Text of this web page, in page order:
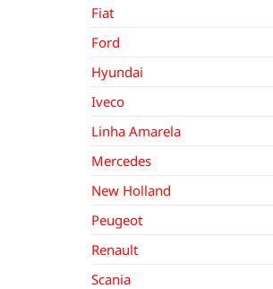
Fiat
Ford
Hyundai
Iveco
Linha Amarela
Mercedes
New Holland
Peugeot
Renault
Scania